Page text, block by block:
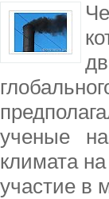
ученые
климата
участие в